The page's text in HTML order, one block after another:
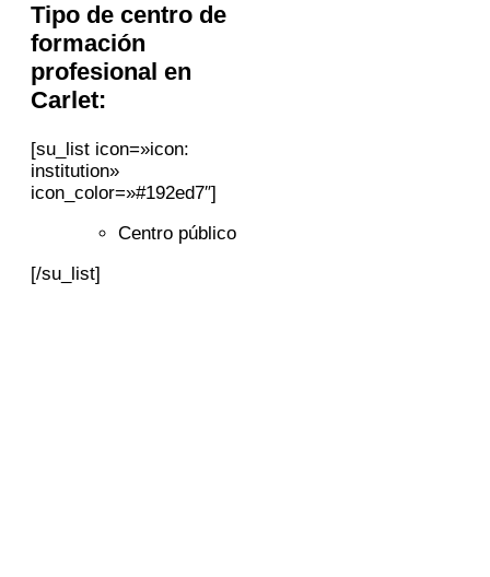
Tipo de centro de
formación
profesional en
Carlet:
[su_list icon=»icon:
institution»
icon_color=»#192ed7″]
Centro público
[/su_list]